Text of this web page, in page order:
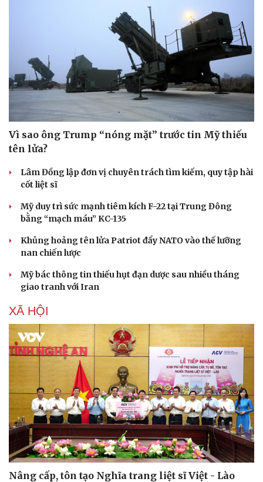
Vì sao ông Trump “nóng mặt” trước tin Mỹ thiếu
tên lửa?
Lâm Đồng lập đơn vị chuyên trách tìm kiếm, quy tập hài
cốt liệt sĩ
Mỹ duy trì sức mạnh tiêm kích F-22 tại Trung Đông
bằng “mạch máu” KC-135
Khủng hoảng tên lửa Patriot đẩy NATO vào thế lưỡng
nan chiến lược
Mỹ bác thông tin thiếu hụt đạn dược sau nhiều tháng
giao tranh với Iran
XÃ HỘI
Nâng cấp, tôn tạo Nghĩa trang liệt sĩ Việt - Lào